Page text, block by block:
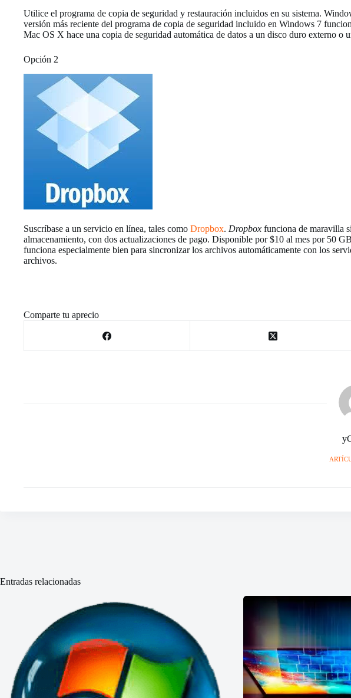
Utilice el programa de copia de seguridad y restauración incluidos en su sistema.
versión más reciente del programa de copia de seguridad incluido en Windows 7
Mac OS X hace una copia de seguridad automática de datos a un disco duro externo o
Opción 2
Suscríbase a un servicio en línea, tales como Dropbox. Dropbox funciona de maravilla
almacenamiento, con dos actualizaciones de pago. Disponible por $10 al mes por 50
funciona especialmente bien para sincronizar los archivos automáticamente con los
archivos.
Comparte tu aprecio
Entradas relacionadas